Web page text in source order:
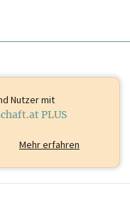
Nutzer mit
PLUS
Mehr erfahren